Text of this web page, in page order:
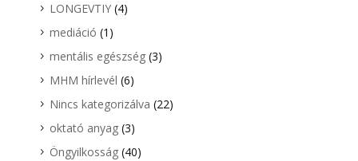
LONGEVTIY(4)
mediáció (1)
mentális egészség(3)
MHM hírlevél (6)
Nincs kategorizálva (22)
oktató anyag(3)
Öngyilkosság(40)